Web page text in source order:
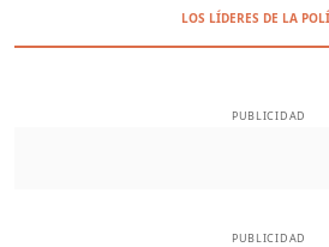
LOS LÍDERES DE LA
PUBLICIDAD
PUBLICIDAD